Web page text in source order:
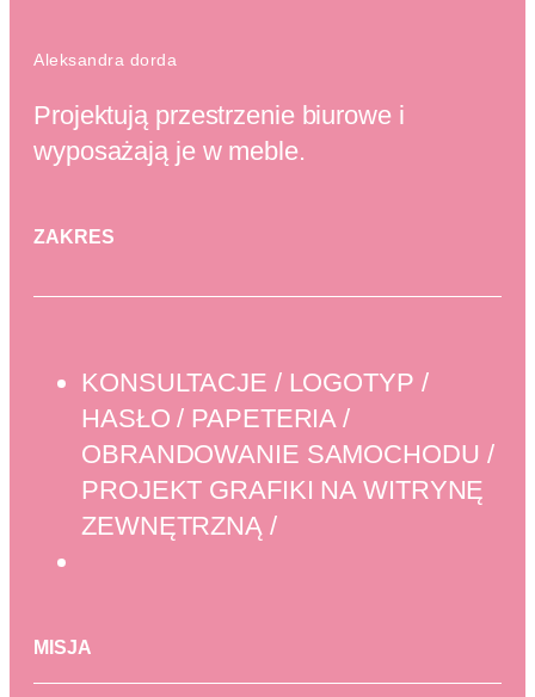
Aleksandra dorda
Projektują przestrzenie biurowe i
wyposażają je w meble.
ZAKRES
KONSULTACJE / LOGOTYP /
HASŁO / PAPETERIA /
OBRANDOWANIE SAMOCHODU /
PROJEKT GRAFIKI NA WITRYNĘ
ZEWNĘTRZNĄ /
MISJA